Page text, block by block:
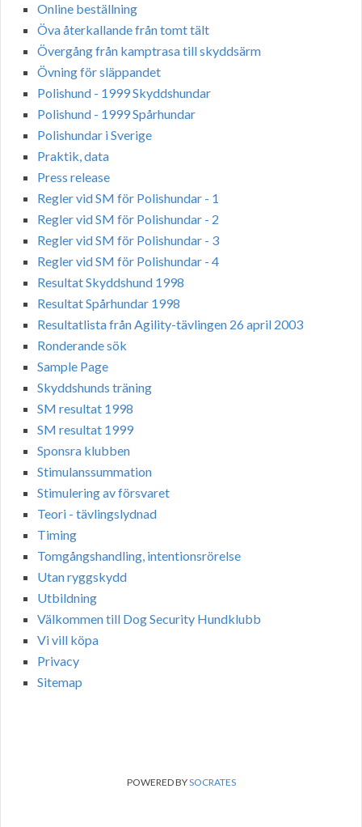
Online beställning
Öva återkallande från tomt tält
Övergång från kamptrasa till skyddsärm
Övning för släppandet
Polishund - 1999 Skyddshundar
Polishund - 1999 Spårhundar
Polishundar i Sverige
Praktik, data
Press release
Regler vid SM för Polishundar - 1
Regler vid SM för Polishundar - 2
Regler vid SM för Polishundar - 3
Regler vid SM för Polishundar - 4
Resultat Skyddshund 1998
Resultat Spårhundar 1998
Resultatlista från Agility-tävlingen 26 april 2003
Ronderande sök
Sample Page
Skyddshunds träning
SM resultat 1998
SM resultat 1999
Sponsra klubben
Stimulanssummation
Stimulering av försvaret
Teori - tävlingslydnad
Timing
Tomgångshandling, intentionsrörelse
Utan ryggskydd
Utbildning
Välkommen till Dog Security Hundklubb
Vi vill köpa
Privacy
Sitemap
POWERED BYSOCRATES